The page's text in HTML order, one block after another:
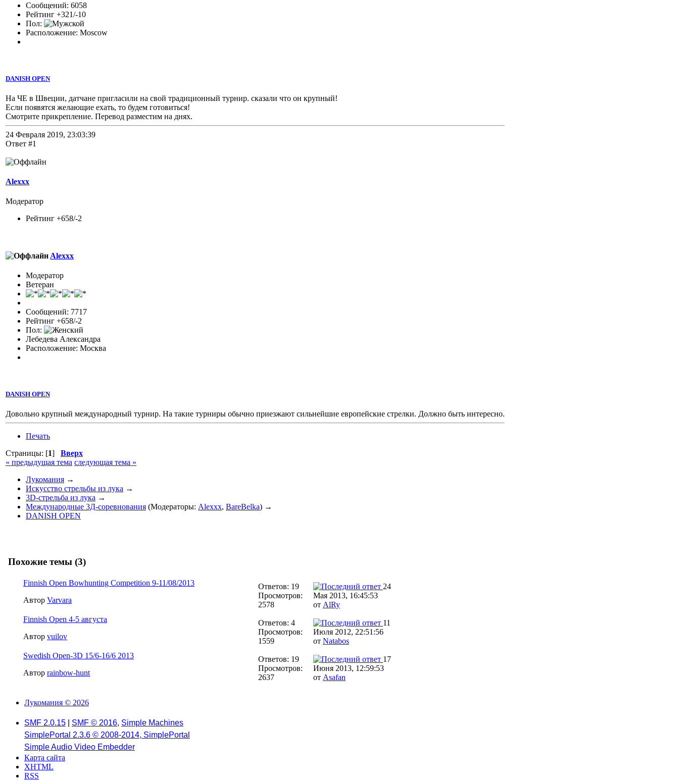
Сообщений: 6058
Рейтинг +321/-10
Пол:
Расположение: Moscow
DANISH OPEN
На ЧЕ в Швеции, датчане пригласили на свой традиционный турнир. сказали что он крупный!
Если появятся желающие ехать, то будем готовиться!
Смотрите прикрепление. Перевод разместим на днях.
24 Февраля 2019, 23:03:39
Ответ #1
Alexxx
Модератор
Рейтинг +658/-2
Alexxx
Модератор
Ветеран
Сообщений: 7717
Рейтинг +658/-2
Пол:
Лебедева Александра
Расположение: Москва
DANISH OPEN
Довольно крупный международный турнир. На такие турниры обычно приезжают сильнейшие европейские стрелки. Должно быть интересно.
Печать
Страницы: [1] Вверх
« предыдущая тема следующая тема »
Лукомания →
Искусство стрельбы из лука →
3D-стрельба из лука →
Международные 3Д-соревнования (Модераторы: Alexxx, BareBelka) →
DANISH OPEN
Похожие темы (3)
Finnish Open Bowhunting Competition 9-11/08/2013
Автор Varvara
Ответов: 19
Просмотров:
2578
24
Мая 2013, 16:45:53
от AlRy
Finnish Open 4-5 августа
Автор vuilov
Ответов: 4
Просмотров:
1559
11
Июля 2012, 22:51:56
от Natabos
Swedish Open-3D 15/6-16/6 2013
Автор rainbow-hunt
Ответов: 19
Просмотров:
2637
17
Июня 2013, 12:59:53
от Asafan
Лукомания © 2026
SMF 2.0.15 SMF © 2016, Simple Machines
SimplePortal 2.3.6 © 2008-2014, SimplePortal
Simple Audio Video Embedder
Карта сайта
XHTML
RSS